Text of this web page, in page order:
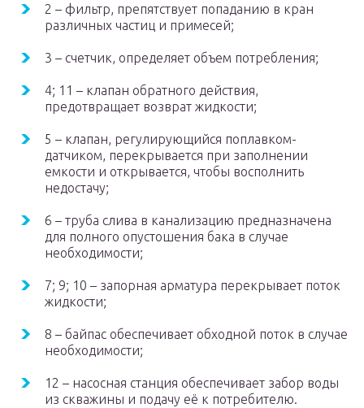
2 – фильтр, препятствует попаданию в кран
различных частиц и примесей;
3 – счетчик, определяет объем потребления;
4; 11 – клапан обратного действия,
предотвращает возврат жидкости;
5 – клапан, регулирующийся поплавком-
датчиком, перекрывается при заполнении
емкости и открывается, чтобы восполнить
недостачу;
6 – труба слива в канализацию предназначена
для полного опустошения бака в случае
необходимости;
7; 9; 10 – запорная арматура перекрывает поток
жидкости;
8 – байпас обеспечивает обходной поток в случае
необходимости;
12 – насосная станция обеспечивает забор воды
из скважины и подачу её к потребителю.